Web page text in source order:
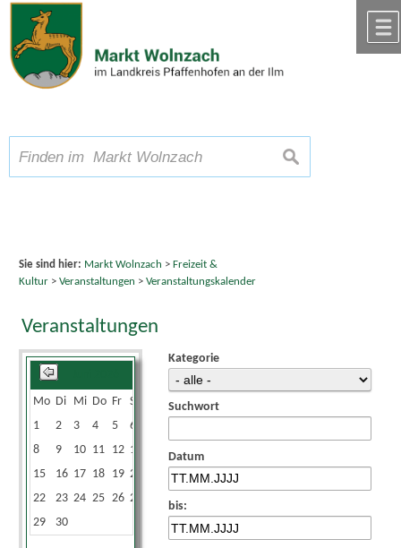
Zum Inhalt,zur Navigation
Schriftgröße A A A suchen
Sie sind hier: Markt Wolnzach > Freizeit &
Kultur> Veranstaltungen > Veranstaltungskalender
Veranstaltungen
Mo Di Mi Do Fr Sa
1
2 3 4 5 6
8
9 10 11 12 13
15
16 17 18 19 20
22
23 24 25 26 27
29
30
Kategorie
Suchwort
Datum
bis: